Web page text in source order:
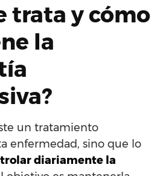
trata y cómo
la
un tratamiento
enfermedad, sino que lo
diariamente la